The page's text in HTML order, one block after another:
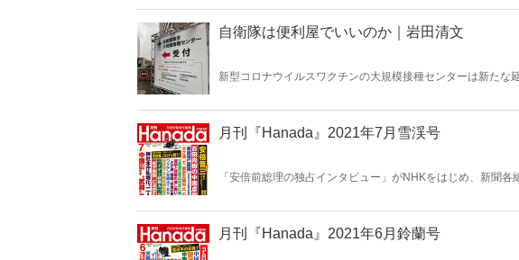
自衛隊は便利屋でいいのか｜岩田清文
新型コロナウイルスワクチンの大規模接種センターは新た
歳への接種が始まった。自衛隊が運営しているだけに、接
月刊『Hanada』2021年7月雪渓号
「安倍前総理の独占インタビュー」がNHKをはじめ、新聞
だけではない。百田尚樹「中国虐殺全史」、高橋洋一「『
ディアが報じない“真相”が7月号も満載！爆笑問題をはじめ
走る！」など7月号も永久保存版！
月刊『Hanada』2021年6月鈴蘭号